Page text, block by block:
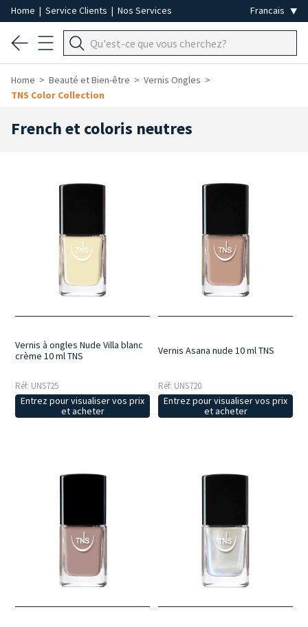
Home | Service Clients | Nos Services
Home Beauté et Bien-être
Vernis Ongles
TNS Color Collection
French et coloris neutres
Vernis à ongles Nude Villa blanc
crème 10 ml TNS
Réf: UNS725
Entrez pour visualiser vos prix
et acheter
Vernis Asana nude 10 ml TNS
Réf: UNS720
Entrez pour visualiser vos prix
et acheter